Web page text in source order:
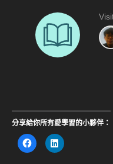
分享給你所有愛學習的小夥伴：
按
一
分
享